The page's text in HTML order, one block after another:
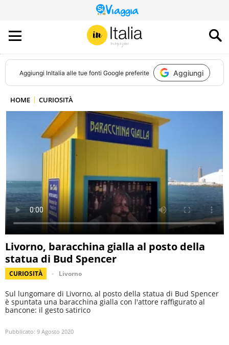
QUESTO
SITO
CONTRIBUISCE
ALL’AUDIENCE
DI
Aggiungi InItalia alle tue fonti Google preferite Aggiungi
HOME CURIOSITÀ
Livorno, baracchina gialla al posto della
statua di Bud Spencer
CURIOSITÀ Livorno
Sul lungomare di Livorno, al posto della statua di Bud Spencer
è spuntata una baracchina gialla con l'attore raffigurato al
bancone: il gesto satirico
Pubblicato: 9 Agosto 2020